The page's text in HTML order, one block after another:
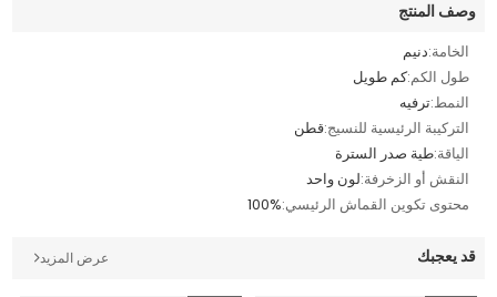
وصف المنتج
الخامة:دنيم
طول الكم:كم طويل
النمط:ترفيه
التركيبة الرئيسية للنسيج:قطن
الياقة:طية صدر السترة
النقش أو الزخرفة:لون واحد
محتوى تكوين القماش الرئيسي:100%
قد يعجبك عرض المزيد